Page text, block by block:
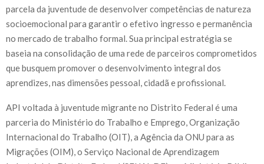
parcela da juventude de desenvolver competências de natureza
socioemocional para garantir o efetivo ingresso e permanência
no mercado de trabalho formal. Sua principal estratégia se
baseia na consolidação de uma rede de parceiros comprometidos
que busquem promover o desenvolvimento integral dos
aprendizes, nas dimensões pessoal, cidadã e profissional.
API voltada à juventude migrante no Distrito Federal é uma
parceria do Ministério do Trabalho e Emprego, Organização
Internacional do Trabalho (OIT), a Agência da ONU para as
Migrações (OIM), o Serviço Nacional de Aprendizagem